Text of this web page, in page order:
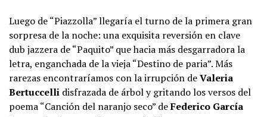
Luego de “Piazzolla” llegaría el turno de la primera gran
sorpresa de la noche: una exquisita reversión en clave
dub jazzera de “Paquito” que hacia más desgarradora la
letra, enganchada de la vieja “Destino de paria”. Más
rarezas encontraríamos con la irrupción deValeria
Bertuccelli disfrazada de árbol y gritando los versos del
poema “Canción del naranjo seco” deFederico García